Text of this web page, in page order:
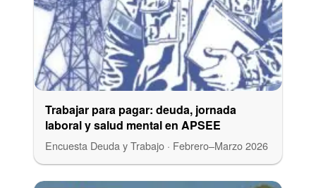
Trabajar para pagar: deuda, jornada
laboral y salud mental en APSEE
Encuesta Deuda y Trabajo · Febrero–Marzo 2026